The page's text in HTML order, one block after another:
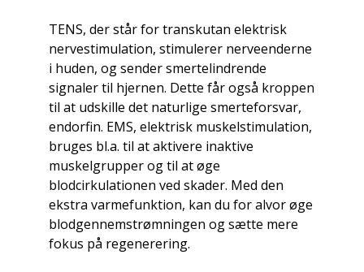
TENS, der står for transkutan elektrisk
nervestimulation, stimulerer nerveenderne
i huden, og sender smertelindrende
signaler til hjernen. Dette får også kroppen
til at udskille det naturlige smerteforsvar,
endorfin. EMS, elektrisk muskelstimulation,
bruges bl.a. til at aktivere inaktive
muskelgrupper og til at øge
blodcirkulationen ved skader. Med den
ekstra varmefunktion, kan du for alvor øge
blodgennemstrømningen og sætte mere
fokus på regenerering.